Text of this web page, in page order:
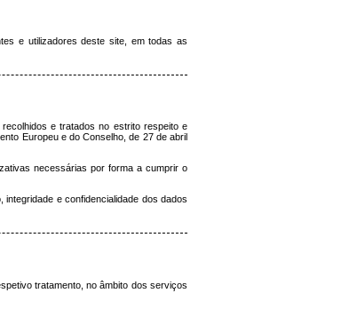
e utilizadores deste site, em todas as
e tratados no estrito respeito e
Europeu e do Conselho, de 27 de abril
necessárias por forma a cumprir o
e confidencialidade dos dados
tratamento, no âmbito dos serviços